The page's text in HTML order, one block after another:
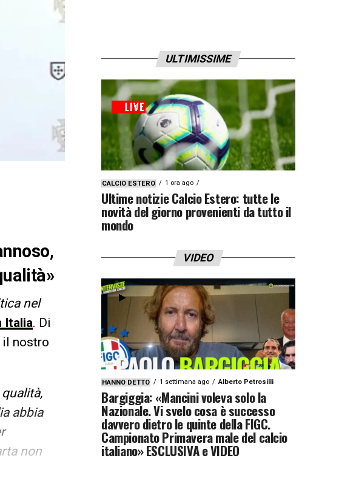
nel
Italia. Di
il nostro
abbia
non
ULTIMISSIME
CALCIO ESTERO 1 ora ago
Ultime notizie Calcio Estero: tutte le
novità del giorno provenienti da tutto il
mondo
VIDEO
HANNO DETTO 1 settimana ago Alberto Petrosilli
Bargiggia: «Mancini voleva solo la
Nazionale. Vi svelo cosa è successo
davvero dietro le quinte della FIGC.
Campionato Primavera male del calcio
italiano» ESCLUSIVA e VIDEO